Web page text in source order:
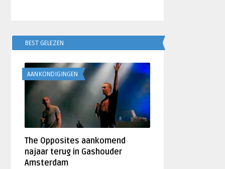
BEST GELEZEN
AANKONDIGINGEN
The Opposites aankomend
najaar terug in Gashouder
Amsterdam